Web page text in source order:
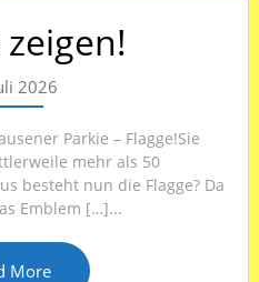
zeigen!
2026
Parkie – Flagge!Sie
mehr als 50
besteht nun die Flagge? Da
Emblem […]...
More